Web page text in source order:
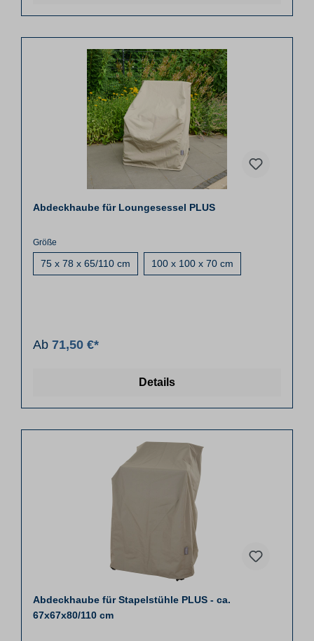
Abdeckhaube für Loungesessel PLUS
Größe
75 x 78 x 65/110 cm 100 x 100 x 70 cm
Ab 71,50 €*
Details
Abdeckhaube für Stapelstühle PLUS - ca.
67x67x80/110 cm